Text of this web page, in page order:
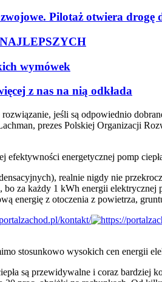
Pilotaż otwiera drogę
wymówek
z nas na nią odkłada
rozwiązanie, jeśli są odpowiednio
prezes Polskiej Organizacji
energetycznej pomp
realnie nigdy nie
za każdy 1 kWh energii
energię z otoczenia z powietrza,
stosunkowo wysokich cen energii
są przewidywalne i coraz